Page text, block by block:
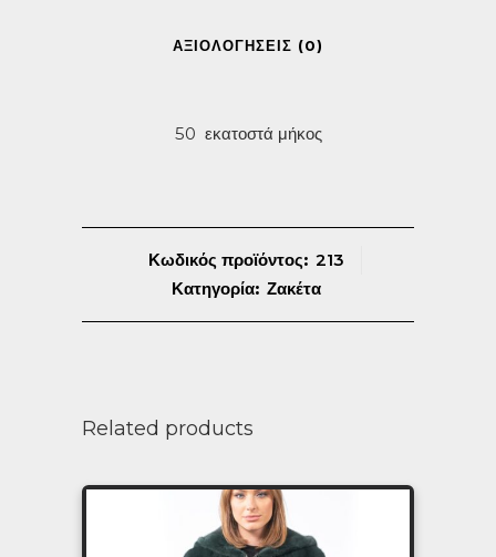
ΑΞΙΟΛΟΓΉΣΕΙΣ (0)
50 εκατοστά μήκος
Κωδικός προϊόντος: 213
Κατηγορία: Ζακέτα
Related products